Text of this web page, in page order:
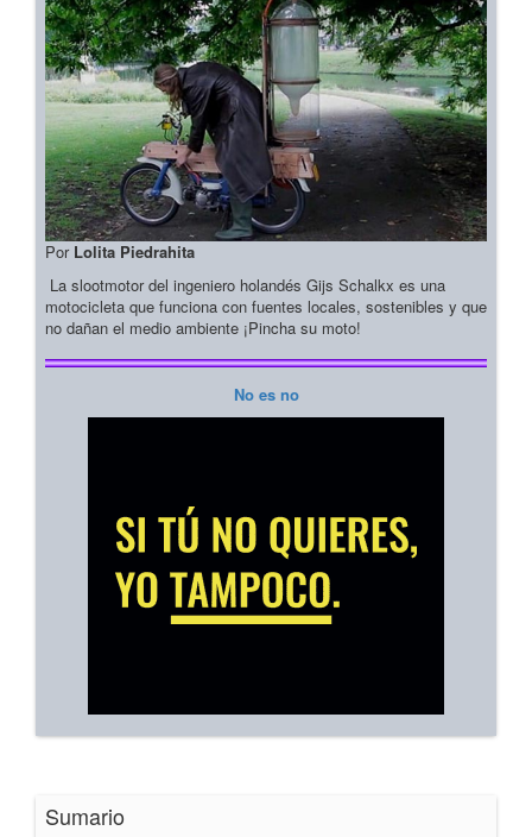
Por Lolita Piedrahita
La slootmotor del ingeniero holandés Gijs Schalkx es una
motocicleta que funciona con fuentes locales, sostenibles y que
no dañan el medio ambiente ¡Pincha su moto!
No es no
Sumario